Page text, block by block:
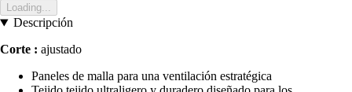
Loading...
Descripción
Corte : ajustado
Paneles de malla para una ventilación estratégica